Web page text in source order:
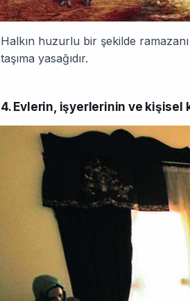
Halkın huzurlu bir şekilde
taşıma yasağıdır.
4. Evlerin, işyerlerinin ve